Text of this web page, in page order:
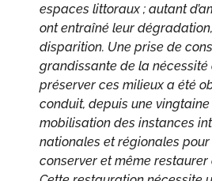
espaces littoraux ; autant
ont entraîné leur
disparition. Une prise de
grandissante de la
préserver ces milieux a été
conduit, depuis une vingtaine
mobilisation des instances
nationales et régionales pour
conserver et même restaurer